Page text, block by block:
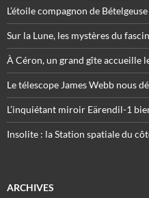
L’étoile compagnon de
Sur la Lune, les mystères du
À Céron, un grand gîte accueille
Le télescope James Webb nous
L’inquiétant miroir Eärendil-1
Insolite : la Station spatiale du
ARCHIVES